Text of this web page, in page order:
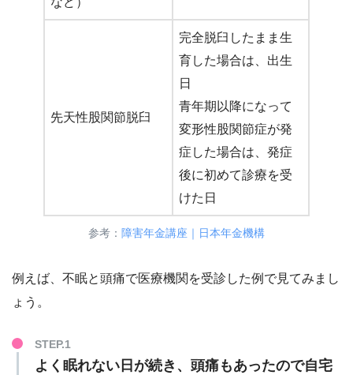
先天性股関節脱臼
完全脱臼したまま生
育した場合は、出生
日
青年期以降になって
変形性股関節症が発
症した場合は、発症
後に初めて診療を受
けた日
参考： 障害年金講座｜日本年金機構
例えば、不眠と頭痛で医療機関を受診した例で見てみまし
ょう。
よく眠れない日が続き、頭痛もあったので自宅